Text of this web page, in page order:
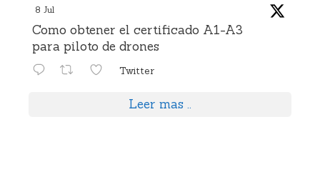
8 Jul
Como obtener el certificado A1-A3
para piloto de drones
Twitter
Leer mas ..